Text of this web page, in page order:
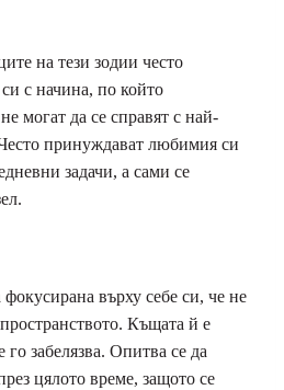
на тези зодии често
с начина, по който
могат да се справят с най-
принуждават любимия си
задачи, а сами се
фокусирана върху себе си, че не
Къщата й е
забелязва. Опитва се да
цялото време, защото се